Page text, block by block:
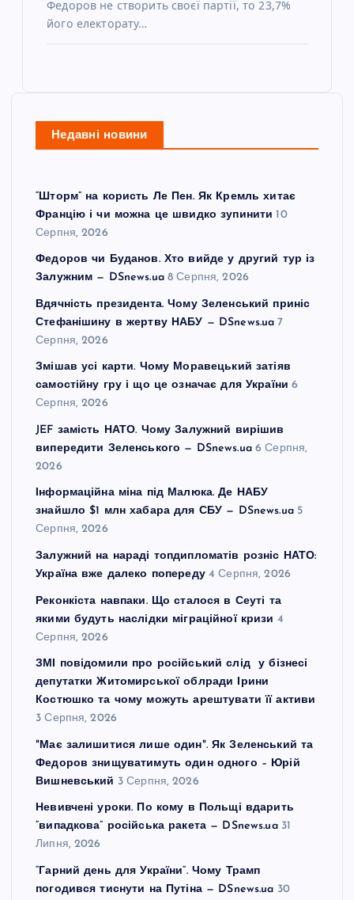
Федоров не створить своєї партії, то 23,7%
його електорату…
Недавні новини
“Шторм” на користь Ле Пен. Як Кремль хитає
Францію і чи можна це швидко зупинити 10
Серпня, 2026
Федоров чи Буданов. Хто вийде у другий тур із
Залужним — DSnews.ua 8 Серпня, 2026
Вдячність президента. Чому Зеленський приніс
Стефанішину в жертву НАБУ — DSnews.ua 7
Серпня, 2026
Змішав усі карти. Чому Моравецький затіяв
самостійну гру і що це означає для України 6
Серпня, 2026
JEF замість НАТО. Чому Залужний вирішив
випередити Зеленського — DSnews.ua 6 Серпня,
2026
Інформаційна міна під Малюка. Де НАБУ
знайшло $1 млн хабара для СБУ — DSnews.ua 5
Серпня, 2026
Залужний на нараді топдипломатів розніс НАТО:
Україна вже далеко попереду 4 Серпня, 2026
Реконкіста навпаки. Що сталося в Сеуті та
якими будуть наслідки міграційної кризи 4
Серпня, 2026
ЗМІ повідомили про російський слід у бізнесі
депутатки Житомирської облради Ірини
Костюшко та чому можуть арештувати її активи
3 Серпня, 2026
"Має залишитися лише один". Як Зеленський та
Федоров знищуватимуть один одного – Юрій
Вишневський 3 Серпня, 2026
Невивчені уроки. По кому в Польщі вдарить
“випадкова” російська ракета — DSnews.ua 31
Липня, 2026
“Гарний день для України”. Чому Трамп
погодився тиснути на Путіна — DSnews.ua 30